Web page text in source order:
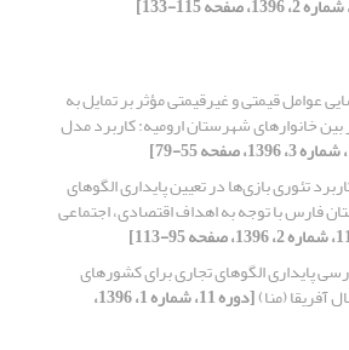
عوامل قیمتی و غیرقیمتی مؤثر بر تمایل به
خانوارهای شهرستان ارومیه: کاربرد مدل
تئوری بازی‌ها در تعیین پایداری الگوهای
فارس با توجه به اهداف اقتصادی، اجتماعی
پایداری الگوهای تجاری برای کشورهای
آفریقا (منا) [دوره 11، شماره 1، 1396،